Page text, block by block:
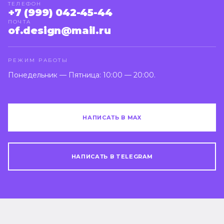
ТЕЛЕФОН
+7 (999) 042-45-44
ПОЧТА
of.design@mail.ru
РЕЖИМ РАБОТЫ
Понедельник — Пятница: 10:00 — 20:00.
НАПИСАТЬ В MAX
НАПИСАТЬ В TELEGRAM